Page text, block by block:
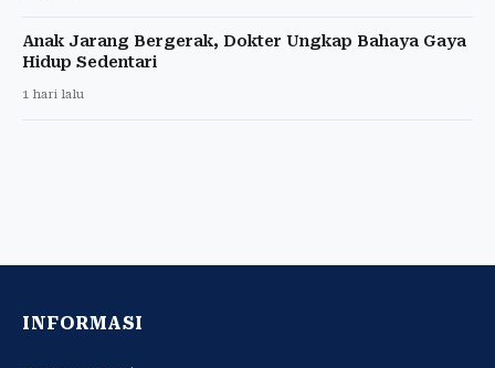
Anak Jarang Bergerak, Dokter Ungkap Bahaya Gaya
Hidup Sedentari
1 hari lalu
INFORMASI